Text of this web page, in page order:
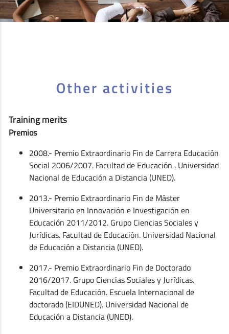
Other activities
Training merits
Premios
2008.- Premio Extraordinario Fin de Carrera Educación
Social 2006/2007. Facultad de Educación . Universidad
Nacional de Educación a Distancia (UNED).
2013.- Premio Extraordinario Fin de Máster
Universitario en Innovación e Investigación en
Educación 2011/2012. Grupo Ciencias Sociales y
Jurídicas. Facultad de Educación. Universidad Nacional
de Educación a Distancia (UNED).
2017.- Premio Extraordinario Fin de Doctorado
2016/2017. Grupo Ciencias Sociales y Jurídicas.
Facultad de Educación. Escuela Internacional de
doctorado (EIDUNED). Universidad Nacional de
Educación a Distancia (UNED).